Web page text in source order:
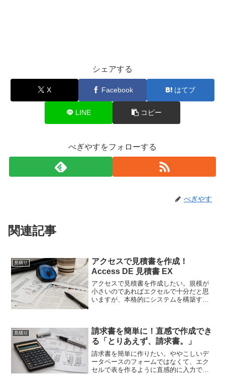
シェアする
X Facebook はてブ
LINE コピー
べぎやすをフォローする
べぎやす
関連記事
見積り
アクセスで見積書を作成！
Access DE 見積書 EX
アクセスで見積書を作成したい。規模が
小さいのであればエクセルで十分だと思
いますが、本格的にシステムを構築する
見積書が簡単にできますよ！
見積り
請求書を簡単に！直感で作成でき
る「とりあえず、請求書。」
請求書を簡単に作りたい。ややこしいデ
ータベースのフォームではなくて、エク
セルで表を作るように直感的に入力でき